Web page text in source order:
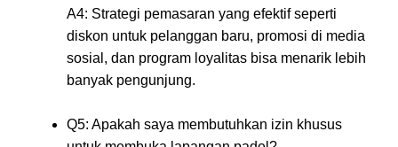
A4: Strategi pemasaran yang efektif seperti
diskon untuk pelanggan baru, promosi di media
sosial, dan program loyalitas bisa menarik lebih
banyak pengunjung.
Q5: Apakah saya membutuhkan izin khusus